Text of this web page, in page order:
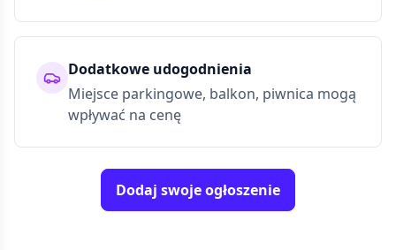
Dodatkowe udogodnienia
Miejsce parkingowe, balkon, piwnica mogą
wpływać na cenę
Dodaj swoje ogłoszenie